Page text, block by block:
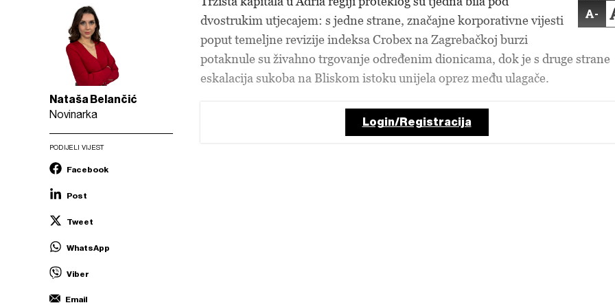
Nataša Belančić
Novinarka
PODIJELI VIJEST
Facebook
Post
Tweet
WhatsApp
Viber
Email
-
dvostrukim utjecajem: s jedne strane, značajne korporativne vijesti
poput temeljne revizije indeksa Crobex na Zagrebačkoj burzi
potaknule su živahno trgovanje određenim dionicama, dok je s druge strane
eskalacija sukoba na Bliskom istoku unijela oprez među ulagače.
Login/Registracija